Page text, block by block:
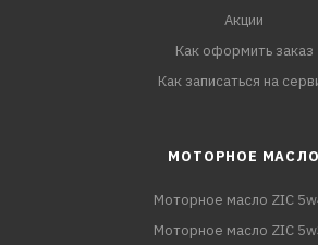
Акции
Как оформить заказ
Как записаться на
МОТОРНОЕ МАСЛО
Моторное масло ZIC
Моторное масло ZIC